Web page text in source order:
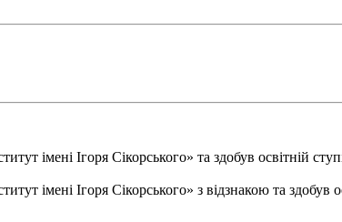
імені Ігоря Сікорського» та здобув освітній
імені Ігоря Сікорського» з відзнакою та здобув